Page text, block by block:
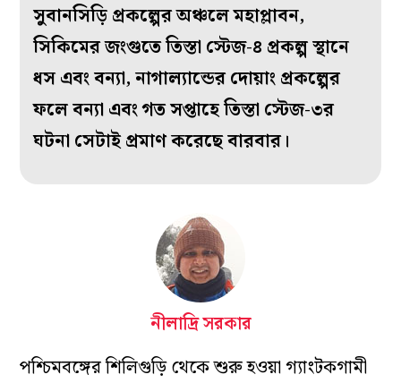
সুবানসিড়ি প্রকল্পের অঞ্চলে মহাপ্লাবন,
সিকিমের জংগুতে তিস্তা স্টেজ-৪ প্রকল্প স্থানে
ধস এবং বন্যা, নাগাল্যান্ডের দোয়াং প্রকল্পের
ফলে বন্যা এবং গত সপ্তাহে তিস্তা স্টেজ-৩র
ঘটনা সেটাই প্রমাণ করেছে বারবার।
নীলাদ্রি সরকার
পশ্চিমবঙ্গের শিলিগুড়ি থেকে শুরু হওয়া গ্যাংটকগামী